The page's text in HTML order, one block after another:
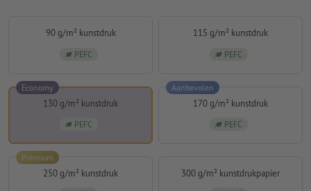
90 g/m² kunstdruk
PEFC
115 g/m² kunstdruk
PEFC
130 g/m² kunstdruk
PEFC
Economy
170 g/m² kunstdruk
PEFC
Aanbevolen
250 g/m² kunstdruk
Premium
300 g/m² kunstdrukpapier